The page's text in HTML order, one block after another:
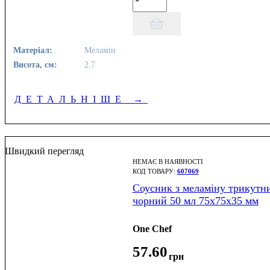
Матеріал:
Меламін
Висота, см:
2.7
ДЕТАЛЬНІШЕ →
Швидкий перегляд
НЕМАЄ В НАЯВНОСТІ
607069
Соусник з меламіну
чорний 50 мл 75х75х35 мм
One Chef
57.60грн